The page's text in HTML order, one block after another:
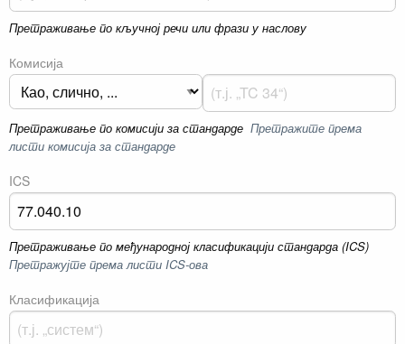
Претраживање по кључној речи или фрази у наслову
Комисија
Претраживање по комисији за стандарде Претражите према
листи комисија за стандарде
ICS
Претраживање по међународној класификацији стандарда (ICS)
Претражујте према листи ICS-ова
Класификација